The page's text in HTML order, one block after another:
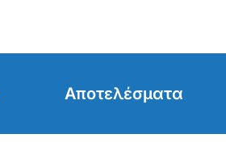
Αποτελέσματα